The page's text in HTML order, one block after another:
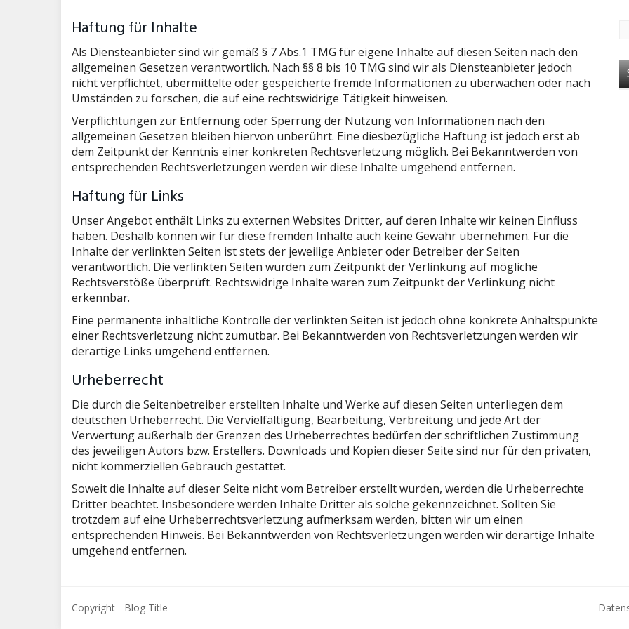
Haftung für Inhalte
Als Diensteanbieter sind wir gemäß § 7 Abs.1 TMG für eigene Inhalte auf diesen Seiten nach den
allgemeinen Gesetzen verantwortlich. Nach §§ 8 bis 10 TMG sind wir als Diensteanbieter jedoch
nicht verpflichtet, übermittelte oder gespeicherte fremde Informationen zu überwachen oder nach
Umständen zu forschen, die auf eine rechtswidrige Tätigkeit hinweisen.
Verpflichtungen zur Entfernung oder Sperrung der Nutzung von Informationen nach den
allgemeinen Gesetzen bleiben hiervon unberührt. Eine diesbezügliche Haftung ist jedoch erst ab
dem Zeitpunkt der Kenntnis einer konkreten Rechtsverletzung möglich. Bei Bekanntwerden von
entsprechenden Rechtsverletzungen werden wir diese Inhalte umgehend entfernen.
Haftung für Links
Unser Angebot enthält Links zu externen Websites Dritter, auf deren Inhalte wir keinen Einfluss
haben. Deshalb können wir für diese fremden Inhalte auch keine Gewähr übernehmen. Für die
Inhalte der verlinkten Seiten ist stets der jeweilige Anbieter oder Betreiber der Seiten
verantwortlich. Die verlinkten Seiten wurden zum Zeitpunkt der Verlinkung auf mögliche
Rechtsverstöße überprüft. Rechtswidrige Inhalte waren zum Zeitpunkt der Verlinkung nicht
erkennbar.
Eine permanente inhaltliche Kontrolle der verlinkten Seiten ist jedoch ohne konkrete Anhaltspunkte
einer Rechtsverletzung nicht zumutbar. Bei Bekanntwerden von Rechtsverletzungen werden wir
derartige Links umgehend entfernen.
Urheberrecht
Die durch die Seitenbetreiber erstellten Inhalte und Werke auf diesen Seiten unterliegen dem
deutschen Urheberrecht. Die Vervielfältigung, Bearbeitung, Verbreitung und jede Art der
Verwertung außerhalb der Grenzen des Urheberrechtes bedürfen der schriftlichen Zustimmung
des jeweiligen Autors bzw. Erstellers. Downloads und Kopien dieser Seite sind nur für den privaten,
nicht kommerziellen Gebrauch gestattet.
Soweit die Inhalte auf dieser Seite nicht vom Betreiber erstellt wurden, werden die Urheberrechte
Dritter beachtet. Insbesondere werden Inhalte Dritter als solche gekennzeichnet. Sollten Sie
trotzdem auf eine Urheberrechtsverletzung aufmerksam werden, bitten wir um einen
entsprechenden Hinweis. Bei Bekanntwerden von Rechtsverletzungen werden wir derartige Inhalte
umgehend entfernen.
Copyright - Blog Title